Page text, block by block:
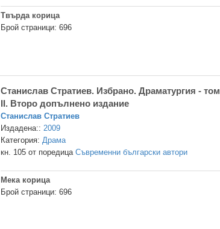
Твърда корица
Брой страници: 696
Станислав Стратиев. Избрано. Драматургия - том
II. Второ допълнено издание
Станислав Стратиев
Издадена:: 2009
Категория: Драма
кн. 105 от поредица Съвременни български автори
Мека корица
Брой страници: 696